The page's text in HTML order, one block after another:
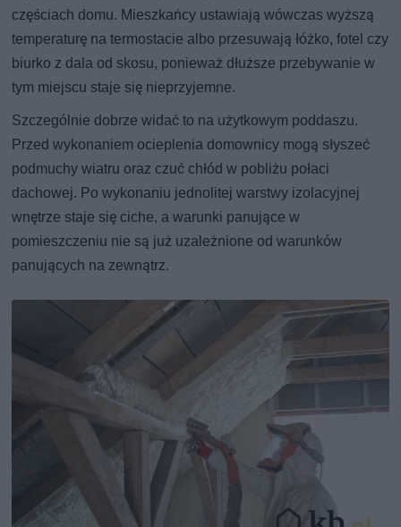
częściach domu. Mieszkańcy ustawiają wówczas wyższą
temperaturę na termostacie albo przesuwają łóżko, fotel czy
biurko z dala od skosu, ponieważ dłuższe przebywanie w
tym miejscu staje się nieprzyjemne.
Szczególnie dobrze widać to na użytkowym poddaszu.
Przed wykonaniem ocieplenia domownicy mogą słyszeć
podmuchy wiatru oraz czuć chłód w pobliżu połaci
dachowej. Po wykonaniu jednolitej warstwy izolacyjnej
wnętrze staje się ciche, a warunki panujące w
pomieszczeniu nie są już uzależnione od warunków
panujących na zewnątrz.